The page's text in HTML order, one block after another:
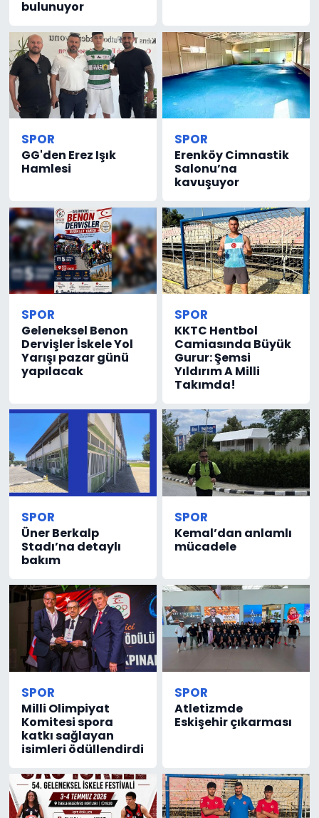
bulunuyor
SPOR
GG'den Erez Işık
Hamlesi
SPOR
Erenköy Cimnastik
Salonu’na
kavuşuyor
SPOR
Geleneksel Benon
Dervişler İskele Yol
Yarışı pazar günü
yapılacak
SPOR
KKTC Hentbol
Camiasında Büyük
Gurur: Şemsi
Yıldırım A Milli
Takımda!
SPOR
Üner Berkalp
Stadı’na detaylı
bakım
SPOR
Kemal’dan anlamlı
mücadele
SPOR
Milli Olimpiyat
Komitesi spora
katkı sağlayan
isimleri ödüllendirdi
SPOR
Atletizmde
Eskişehir çıkarması